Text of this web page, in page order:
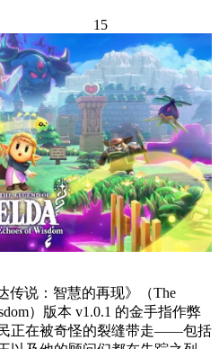
15
传说：智慧的再现》（The
）版本 v1.0.1 的金手指作弊
正在被奇怪的裂缝带走——包括